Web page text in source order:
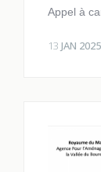
Appel à
13 JAN 2025